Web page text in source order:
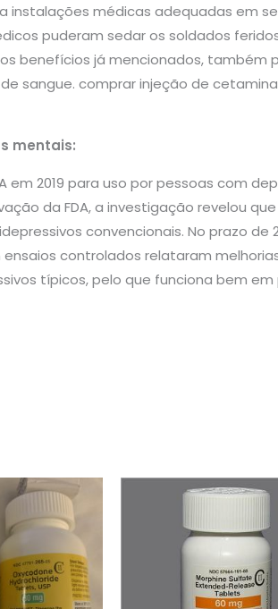
médicas adequadas em
puderam sedar os soldados
benefícios já mencionados,
sangue. comprar injeção de
mentais:
em 2019 para uso por pessoas com
da FDA, a investigação revelou
convencionais. No prazo
controlados relataram
típicos, pelo que funciona bem
Price
range:
through